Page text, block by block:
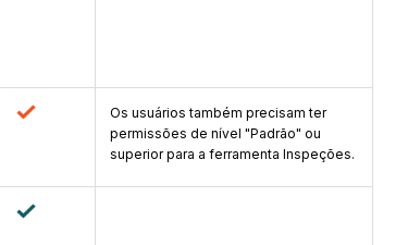
Os usuários também precisam ter
permissões de nível "Padrão" ou
superior para a ferramenta Inspeções.